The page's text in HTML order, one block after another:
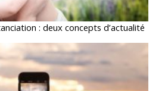
: deux concepts d’actualité